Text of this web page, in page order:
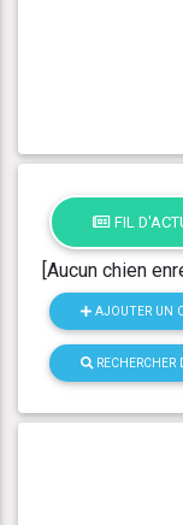
FIL
[Aucun chien
AJOUTER UN
RECHERCHER